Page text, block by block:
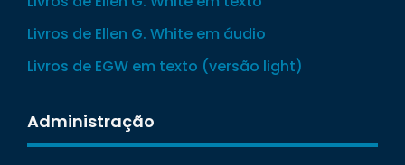
Livros de Ellen G. White em áudio
Livros de EGW em texto (versão light)
Administração